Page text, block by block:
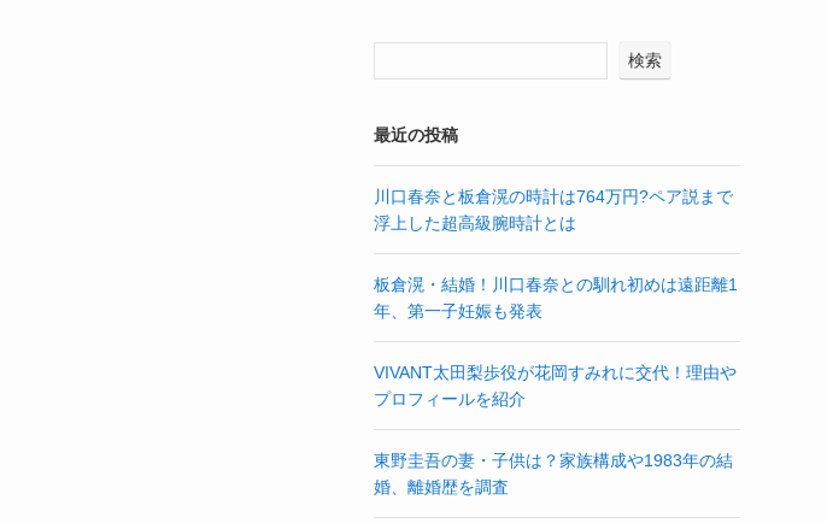
検索
最近の投稿
川口春奈と板倉滉の時計は764万円?ペア説まで
浮上した超高級腕時計とは
板倉滉・結婚！川口春奈との馴れ初めは遠距離1
年、第一子妊娠も発表
VIVANT太田梨歩役が花岡すみれに交代！理由や
プロフィールを紹介
東野圭吾の妻・子供は？家族構成や1983年の結
婚、離婚歴を調査